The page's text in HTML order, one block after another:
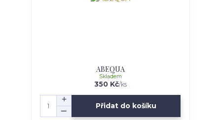
ABEQUA
350 Kč/ks
Skladem
Přidat do košíku